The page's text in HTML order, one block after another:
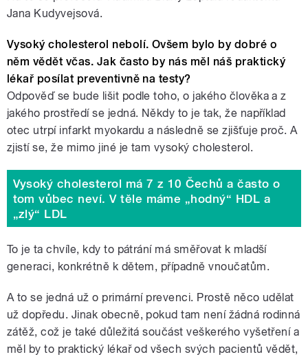
Jana Kudyvejsová.
Vysoký cholesterol nebolí. Ovšem bylo by dobré o
něm vědět včas. Jak často by nás měl náš praktický
lékař posílat preventivně na testy?
Odpověď se bude lišit podle toho, o jakého člověka a z
jakého prostředí se jedná. Někdy to je tak, že například
otec utrpí infarkt myokardu a následně se zjišťuje proč. A
zjistí se, že mimo jiné je tam vysoký cholesterol.
Vysoký cholesterol má 7 z 10 Čechů a často o
tom vůbec neví. V těle máme „hodný“ HDL a
„zlý“ LDL
To je ta chvíle, kdy to pátrání má směřovat k mladší
generaci, konkrétně k dětem, případně vnoučatům.
A to se jedná už o primární prevenci. Prostě něco udělat
už dopředu. Jinak obecně, pokud tam není žádná rodinná
zátěž, což je také důležitá součást veškerého vyšetření a
měl by to praktický lékař od všech svých pacientů vědět,